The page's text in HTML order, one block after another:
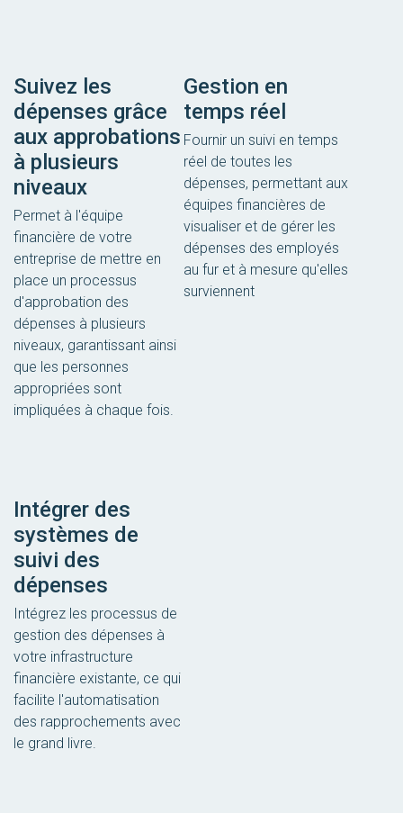
Suivez les
dépenses grâce
aux approbations
à plusieurs
niveaux
Permet à l'équipe
financière de votre
entreprise de mettre en
place un processus
d'approbation des
dépenses à plusieurs
niveaux, garantissant ainsi
que les personnes
appropriées sont
impliquées à chaque fois.
Gestion en
temps réel
Fournir un suivi en temps
réel de toutes les
dépenses, permettant aux
équipes financières de
visualiser et de gérer les
dépenses des employés
au fur et à mesure qu'elles
surviennent
Intégrer des
systèmes de
suivi des
dépenses
Intégrez les processus de
gestion des dépenses à
votre infrastructure
financière existante, ce qui
facilite l'automatisation
des rapprochements avec
le grand livre.